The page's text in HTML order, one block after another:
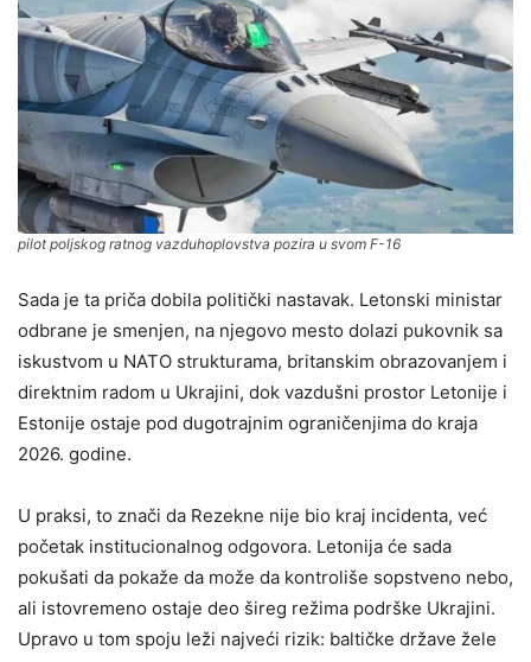
pilot poljskog ratnog vazduhoplovstva pozira u svom F-16
Sada je ta priča dobila politički nastavak. Letonski ministar
odbrane je smenjen, na njegovo mesto dolazi pukovnik sa
iskustvom u NATO strukturama, britanskim obrazovanjem i
direktnim radom u Ukrajini, dok vazdušni prostor Letonije i
Estonije ostaje pod dugotrajnim ograničenjima do kraja
2026. godine.
U praksi, to znači da Rezekne nije bio kraj incidenta, već
početak institucionalnog odgovora. Letonija će sada
pokušati da pokaže da može da kontroliše sopstveno nebo,
ali istovremeno ostaje deo šireg režima podrške Ukrajini.
Upravo u tom spoju leži najveći rizik: baltičke države žele